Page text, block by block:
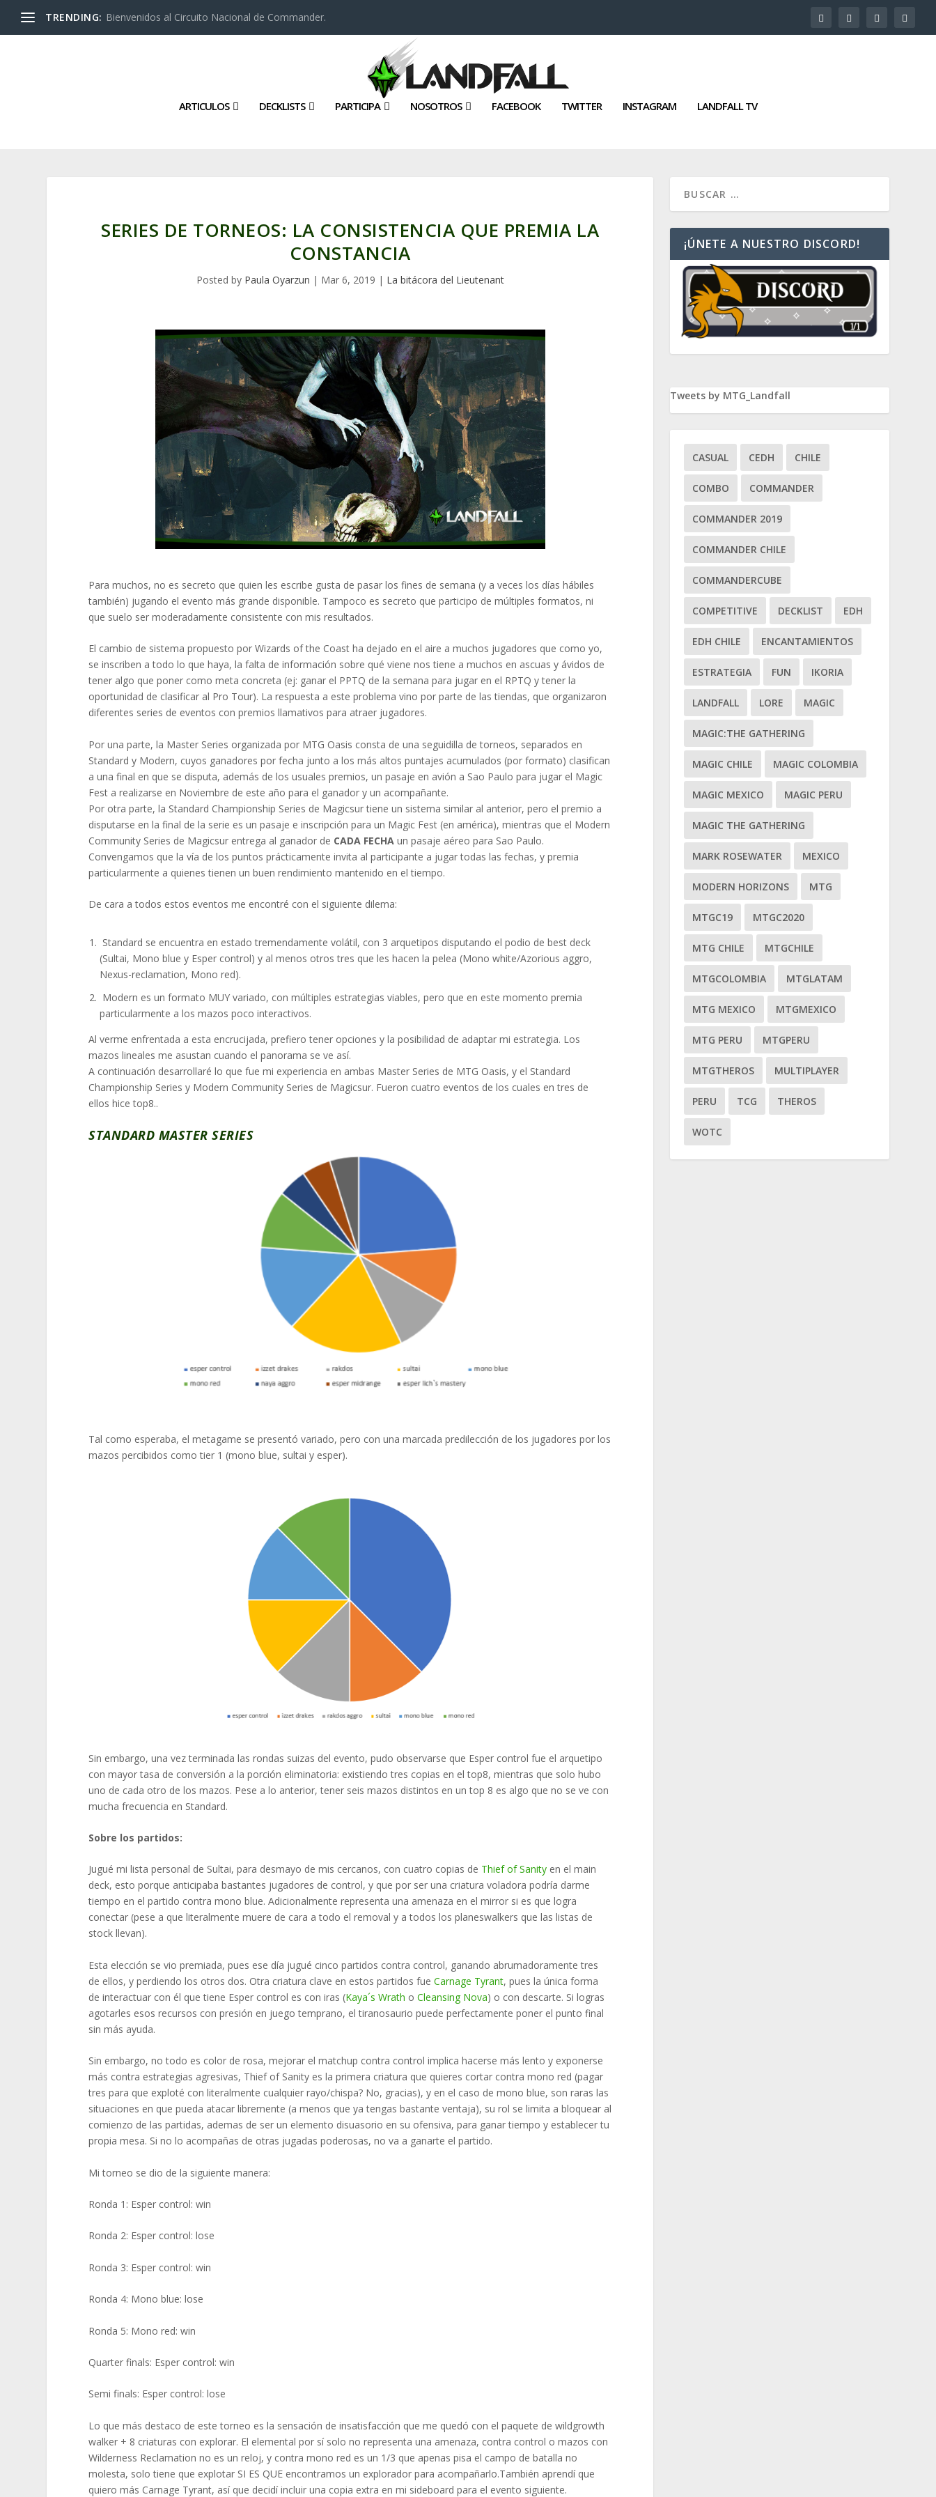
TRENDING: Bienvenidos al Circuito Nacional de Commander.
ARTICULOS DECKLISTS PARTICIPA NOSOTROS FACEBOOK TWITTER INSTAGRAM LANDFALL TV
SERIES DE TORNEOS: LA CONSISTENCIA QUE PREMIA LA
CONSTANCIA
Posted by Paula Oyarzun | Mar 6, 2019 | La bitácora del Lieutenant
Para muchos, no es secreto que quien les escribe gusta de pasar los fines de semana (y a veces los días hábiles
también) jugando el evento más grande disponible. Tampoco es secreto que participo de múltiples formatos, ni
que suelo ser moderadamente consistente con mis resultados.
El cambio de sistema propuesto por Wizards of the Coast ha dejado en el aire a muchos jugadores que como yo,
se inscriben a todo lo que haya, la falta de información sobre qué viene nos tiene a muchos en ascuas y ávidos de
tener algo que poner como meta concreta (ej: ganar el PPTQ de la semana para jugar en el RPTQ y tener la
oportunidad de clasificar al Pro Tour). La respuesta a este problema vino por parte de las tiendas, que organizaron
diferentes series de eventos con premios llamativos para atraer jugadores.
Por una parte, la Master Series organizada por MTG Oasis consta de una seguidilla de torneos, separados en
Standard y Modern, cuyos ganadores por fecha junto a los más altos puntajes acumulados (por formato) clasifican
a una final en que se disputa, además de los usuales premios, un pasaje en avión a Sao Paulo para jugar el Magic
Fest a realizarse en Noviembre de este año para el ganador y un acompañante.
Por otra parte, la Standard Championship Series de Magicsur tiene un sistema similar al anterior, pero el premio a
disputarse en la final de la serie es un pasaje e inscripción para un Magic Fest (en américa), mientras que el Modern
Community Series de Magicsur entrega al ganador de CADA FECHA un pasaje aéreo para Sao Paulo.
Convengamos que la vía de los puntos prácticamente invita al participante a jugar todas las fechas, y premia
particularmente a quienes tienen un buen rendimiento mantenido en el tiempo.
De cara a todos estos eventos me encontré con el siguiente dilema:
Standard se encuentra en estado tremendamente volátil, con 3 arquetipos disputando el podio de best deck
(Sultai, Mono blue y Esper control) y al menos otros tres que les hacen la pelea (Mono white/Azorious aggro,
Nexus-reclamation, Mono red).
Modern es un formato MUY variado, con múltiples estrategias viables, pero que en este momento premia
particularmente a los mazos poco interactivos.
Al verme enfrentada a esta encrucijada, prefiero tener opciones y la posibilidad de adaptar mi estrategia. Los
mazos lineales me asustan cuando el panorama se ve así.
A continuación desarrollaré lo que fue mi experiencia en ambas Master Series de MTG Oasis, y el Standard
Championship Series y Modern Community Series de Magicsur. Fueron cuatro eventos de los cuales en tres de
ellos hice top8..
STANDARD MASTER SERIES
Tal como esperaba, el metagame sepresentó variado,pero con unamarcada predilección de los jugadores por los
mazos percibidos como tier 1 (mono blue, sultai y esper).
Sin embargo, una vez terminada las rondas suizas del evento, pudo observarse que Esper control fue el arquetipo
con mayor tasa de conversión a la porción eliminatoria: existiendo tres copias en el top8, mientras que solo hubo
uno de cada otro de los mazos. Pese a lo anterior, tener seis mazos distintos en un top 8 es algo que no se ve con
mucha frecuencia en Standard.
Sobre los partidos:
Jugué mi lista personal de Sultai, para desmayo de mis cercanos, con cuatro copias de Thief of Sanity en el main
deck, esto porque anticipaba bastantes jugadores de control, y que por ser una criatura voladora podría darme
tiempo en el partido contra mono blue. Adicionalmente representa una amenaza en el mirror si es que logra
conectar (pese a que literalmente muere de cara a todo el removal y a todos los planeswalkers que las listas de
stock llevan).
Esta elección se vio premiada, pues ese día jugué cinco partidos contra control, ganando abrumadoramente tres
de ellos, y perdiendo los otros dos. Otra criatura clave en estos partidos fueCarnage Tyrant, pues la única forma
de interactuar con él que tiene Esper control es con iras (Kaya´s Wrath oCleansing Nova) o con descarte. Si logras
agotarles esos recursos con presión en juego temprano, el tiranosaurio puede perfectamente poner el punto final
sin más ayuda.
Sin embargo, no todo es color de rosa, mejorar el matchup contra control implica hacerse más lento y exponerse
más contra estrategias agresivas, Thief of Sanity es la primera criatura que quieres cortar contra mono red (pagar
tres para que exploté con literalmente cualquier rayo/chispa? No, gracias), y en el caso de mono blue, son raras las
situaciones en que pueda atacar libremente (a menos que ya tengas bastante ventaja), su rol se limita a bloquear al
comienzo de las partidas, ademas de ser un elemento disuasorio en su ofensiva, para ganar tiempo y establecer tu
propia mesa. Si no lo acompañas de otras jugadas poderosas, no va a ganarte el partido.
Mi torneo se dio de la siguiente manera:
Ronda 1: Esper control: win
Ronda 2: Esper control: lose
Ronda 3: Esper control: win
Ronda 4: Mono blue: lose
Ronda 5: Mono red: win
Quarter finals: Esper control: win
Semi finals: Esper control: lose
Lo que más destaco de este torneo es la sensación de insatisfacción que me quedó con el paquete de wildgrowth
walker + 8 criaturas con explorar. El elemental por sí solo no representa una amenaza, contra control o mazos con
Wilderness Reclamation no es un reloj, y contra mono red es un 1/3 que apenas pisa el campo de batalla no
molesta, solo tiene que explotar SI ES QUE encontramos un explorador para acompañarlo.También aprendí que
quiero más Carnage Tyrant, así que decidí incluir una copia extra en mi sideboard para el evento siguiente.
¡ÚNETE A NUESTRO DISCORD!
Tweets by MTG_Landfall
CASUAL CEDH CHILE
COMBO COMMANDER
COMMANDER 2019
COMMANDER CHILE
COMMANDERCUBE
COMPETITIVE DECKLIST EDH
EDH CHILE ENCANTAMIENTOS
ESTRATEGIA FUN IKORIA
LANDFALL LORE MAGIC
MAGIC:THE GATHERING
MAGIC CHILE MAGIC COLOMBIA
MAGIC MEXICO MAGIC PERU
MAGIC THE GATHERING
MARK ROSEWATER MEXICO
MODERN HORIZONS MTG
MTGC19 MTGC2020
MTG CHILE MTGCHILE
MTGCOLOMBIA MTGLATAM
MTG MEXICO MTGMEXICO
MTG PERU MTGPERU
MTGTHEROS MULTIPLAYER
PERU TCG THEROS
WOTC